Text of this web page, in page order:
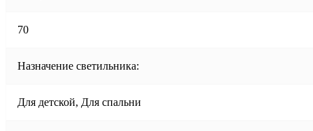
70
Назначение светильника:
Для детской, Для спальни